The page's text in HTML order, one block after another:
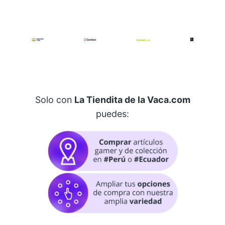
Solo con La Tiendita de la Vaca.com
puedes: